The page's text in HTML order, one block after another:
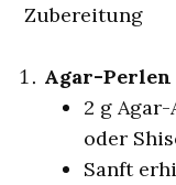
Zubereitung
Agar-
2 g
oder
Sanft